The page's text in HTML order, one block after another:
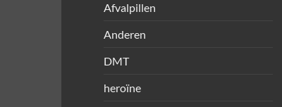
Afvalpillen
Anderen
DMT
heroïne